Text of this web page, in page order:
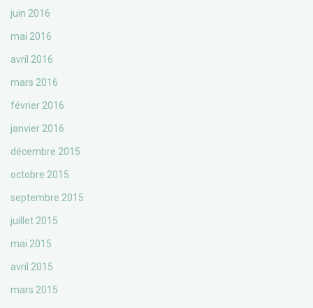
juin 2016
mai 2016
avril 2016
mars 2016
février 2016
janvier 2016
décembre 2015
octobre 2015
septembre 2015
juillet 2015
mai 2015
avril 2015
mars 2015